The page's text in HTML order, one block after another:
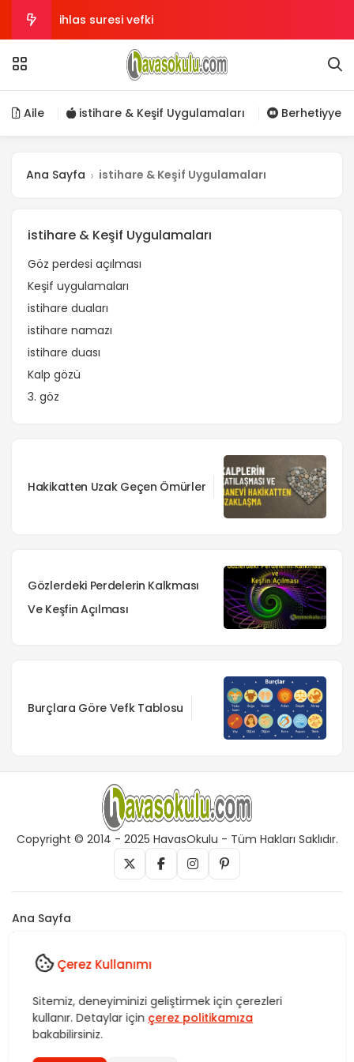
ihlas suresi vefki
ilk insanları yanlış öğretiyorlar
duası)
Hakkını helal etmek bu kadar kolay mı?
Meal Müslümanlığı
Aile istihare & Keşif Uygulamaları Berhetiyye
Ana Sayfa istihare & Keşif Uygulamaları
istihare & Keşif Uygulamaları
Göz perdesi açılması
Keşif uygulamaları
istihare duaları
istihare namazı
istihare duası
Kalp gözü
3. göz
Hakikatten Uzak Geçen Ömürler
Gözlerdeki Perdelerin Kalkması
Ve Keşfin Açılması
Burçlara Göre Vefk Tablosu
Copyright © 2014 - 2025 HavasOkulu - Tüm Hakları Saklıdır.
Ana Sayfa
Künye
Rüya yorumları, istihare uygulamaları, Tasavvuf. HavasOkulu,
Sitemiz bünyesindeki içerikleri izinsiz kullananlar hakkında T.C.K
kanun ve yönetmeliklerine göre yasal işlem başlatılacağını bu
Çerez Kullanımı
Sitemiz, deneyiminizi geliştirmek için çerezleri
kullanır. Detaylar için çerez politikamıza
bakabilirsiniz.